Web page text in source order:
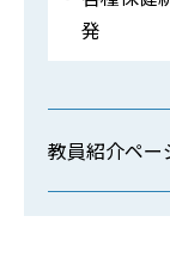
発
教員紹介ペー